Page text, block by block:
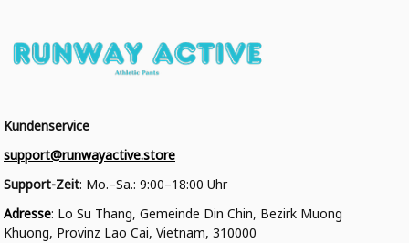
Kundenservice
support@runwayactive.store
Support-Zeit: Mo.–Sa.: 9:00–18:00 Uhr
Adresse: Lo Su Thang, Gemeinde Din Chin, Bezirk Muong
Khuong, Provinz Lao Cai, Vietnam, 310000